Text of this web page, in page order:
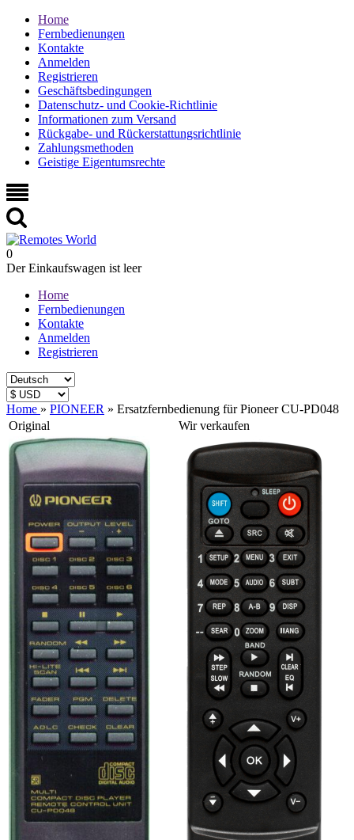
Home
Fernbedienungen
Kontakte
Anmelden
Registrieren
Geschäftsbedingungen
Datenschutz- und Cookie-Richtlinie
Informationen zum Versand
Rückgabe- und Rückerstattungsrichtlinie
Zahlungsmethoden
Geistige Eigentumsrechte
0
Der Einkaufswagen ist leer
Home
Fernbedienungen
Kontakte
Anmelden
Registrieren
Home » PIONEER » Ersatzfernbedienung für Pioneer CU-PD048
Original
Wir verkaufen